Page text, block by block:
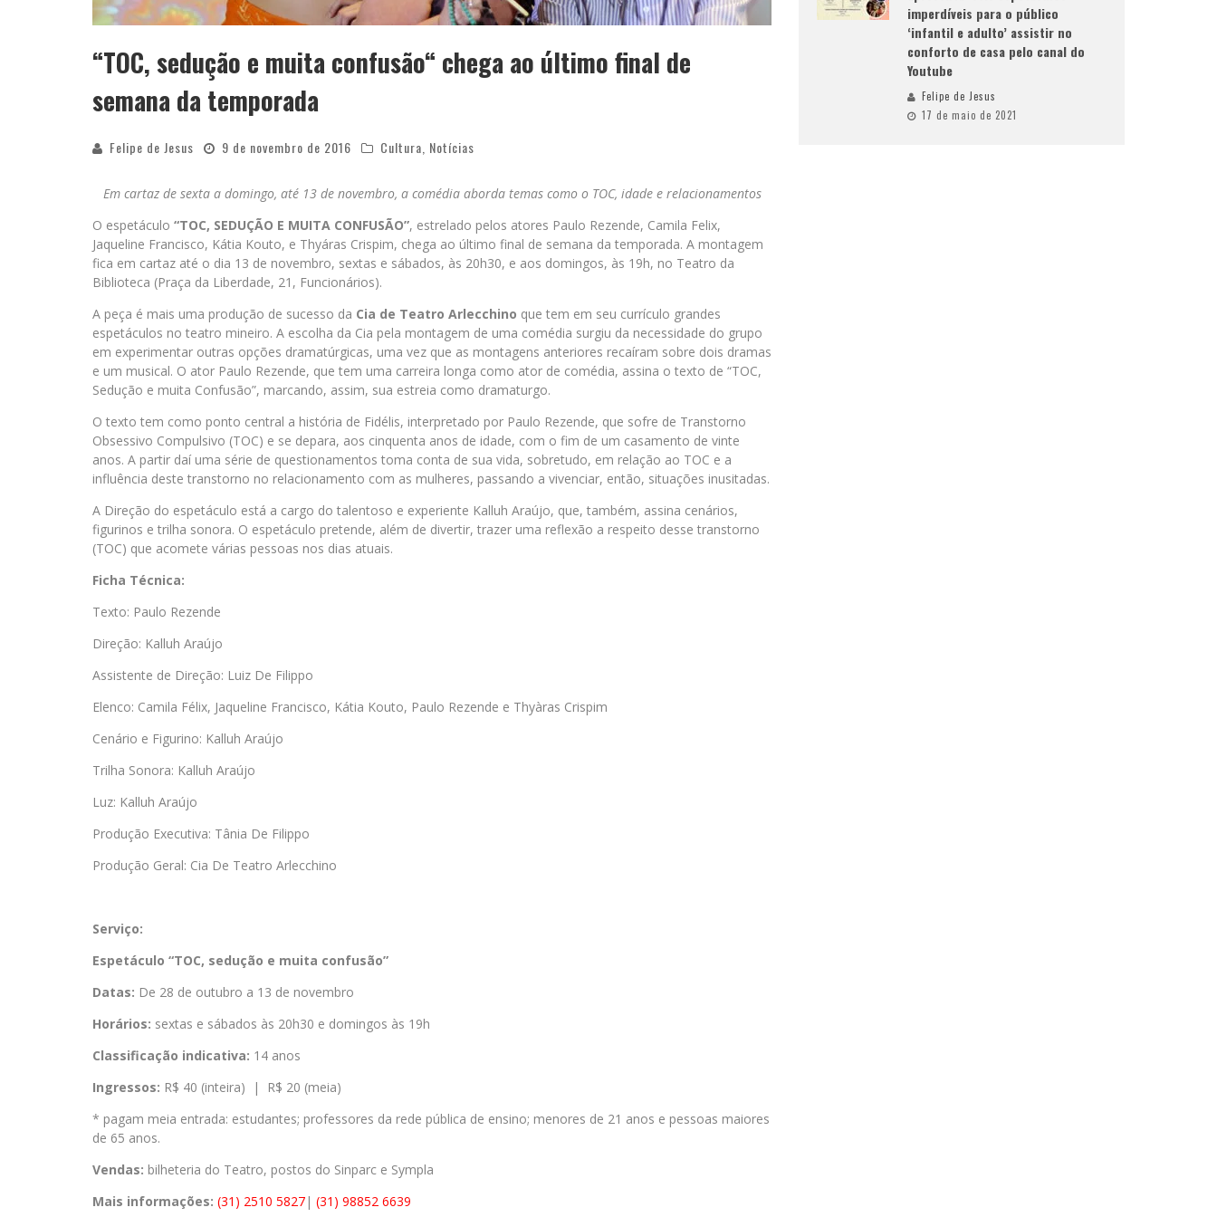
“TOC, sedução e muita confusão“ chega ao último final de
semana da temporada
Felipe de Jesus 9 de novembro de 2016 Cultura Notícias
Em cartaz de sexta a domingo, até 13 de novembro, a comédia aborda temas como o TOC, idade e relacionamentos
O espetáculo “TOC, SEDUÇÃO E MUITA CONFUSÃO”, estrelado pelos atores Paulo Rezende, Camila Felix,
Jaqueline Francisco, Kátia Kouto, e Thyáras Crispim, chega ao último final de semana da temporada. A montagem
fica em cartaz até o dia 13 de novembro, sextas e sábados, às 20h30, e aos domingos, às 19h, no Teatro da
Biblioteca (Praça da Liberdade, 21, Funcionários).
A peça é mais uma produção de sucesso da Cia de Teatro Arlecchino que tem em seu currículo grandes
espetáculos no teatro mineiro. A escolha da Cia pela montagem de uma comédia surgiu da necessidade do grupo
em experimentar outras opções dramatúrgicas, uma vez que as montagens anteriores recaíram sobre dois dramas
e um musical. O ator Paulo Rezende, que tem uma carreira longa como ator de comédia, assina o texto de “TOC,
Sedução e muita Confusão”, marcando, assim, sua estreia como dramaturgo.
O texto tem como ponto central a história de Fidélis, interpretado por Paulo Rezende, que sofre de Transtorno
Obsessivo Compulsivo (TOC) e se depara, aos cinquenta anos de idade, com o fim de um casamento de vinte
anos. A partir daí uma série de questionamentos toma conta de sua vida, sobretudo, em relação ao TOC e a
influência deste transtorno no relacionamento com as mulheres, passando a vivenciar, então, situações inusitadas.
A Direção do espetáculo está a cargo do talentoso e experiente Kalluh Araújo, que, também, assina cenários,
figurinos e trilha sonora. O espetáculo pretende, além de divertir, trazer uma reflexão a respeito desse transtorno
(TOC) que acomete várias pessoas nos dias atuais.
Ficha Técnica:
Texto: Paulo Rezende
Direção: Kalluh Araújo
Assistente de Direção: Luiz De Filippo
Elenco: Camila Félix, Jaqueline Francisco, Kátia Kouto, Paulo Rezende e Thyàras Crispim
Cenário e Figurino: Kalluh Araújo
Trilha Sonora: Kalluh Araújo
Luz: Kalluh Araújo
Produção Executiva: Tânia De Filippo
Produção Geral: Cia De Teatro Arlecchino
Serviço:
Espetáculo “TOC, sedução e muita confusão”
Datas: De 28 de outubro a 13 de novembro
Horários: sextas e sábados às 20h30 e domingos às 19h
Classificação indicativa: 14 anos
Ingressos: R$ 40 (inteira) | R$ 20 (meia)
* pagam meia entrada: estudantes; professores da rede pública de ensino; menores de 21 anos e pessoas maiores
de 65 anos.
Vendas: bilheteria do Teatro, postos do Sinparc e Sympla
Mais informações: (31) 2510 5827 | (31) 98852 6639
imperdíveis para o público
‘infantil e adulto’ assistir no
conforto de casa pelo canal do
Youtube
Felipe de Jesus
17 de maio de 2021